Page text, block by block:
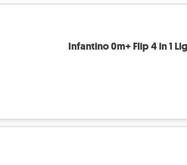
Infantino 0m+ Flip 4 in 1